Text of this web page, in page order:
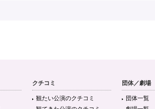
クチコミ
観たい公演のクチコミ
団体／劇場
団体一覧